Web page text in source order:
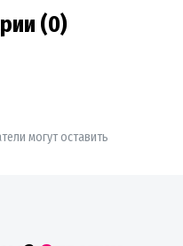
(0)
могут оставить